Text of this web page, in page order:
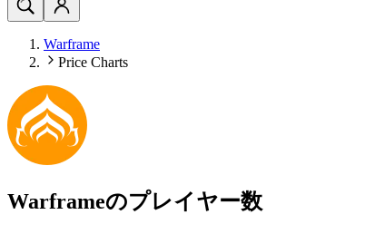
Warframe
Price Charts
Warframeのプレイヤー数